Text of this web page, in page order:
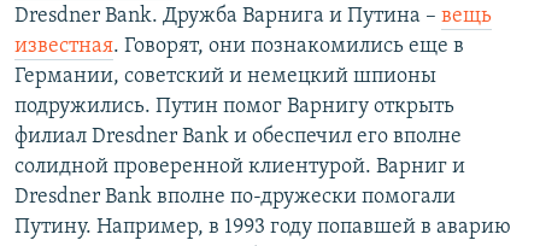
Dresdner Bank. Дружба Варнига и Путина – вещь
известная. Говорят, они познакомились еще в
Германии, советский и немецкий шпионы
подружились. Путин помог Варнигу открыть
филиал Dresdner Bank и обеспечил его вполне
солидной проверенной клиентурой. Варниг и
Dresdner Bank вполне по-дружески помогали
Путину. Например, в 1993 году попавшей в аварию